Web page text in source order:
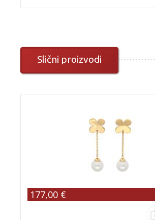
Slični proizvodi
177,00 €